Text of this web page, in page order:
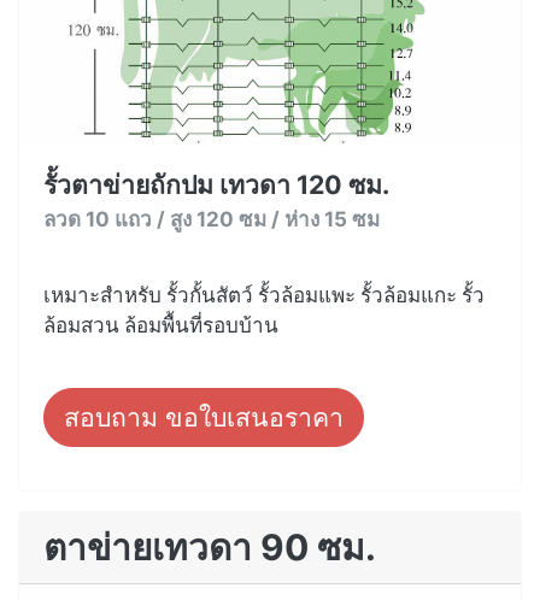
รั้วตาข่ายถักปม เทวดา 120 ซม.
ลวด 10 แถว / สูง 120 ซม / ห่าง 15 ซม
เหมาะสำหรับ รั้วกั้นสัตว์ รั้วล้อมแพะ รั้วล้อมแกะ รั้ว
ล้อมสวน ล้อมพื้นที่รอบบ้าน
สอบถาม ขอใบเสนอราคา
ตาข่ายเทวดา 90 ซม.